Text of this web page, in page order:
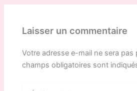
Laisser un commentaire
Votre adresse e-mail ne sera pas
champs obligatoires sont